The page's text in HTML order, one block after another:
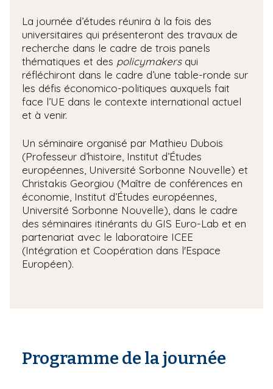
La journée d’études réunira à la fois des
universitaires qui présenteront des travaux de
recherche dans le cadre de trois panels
thématiques et des policymakers qui
réfléchiront dans le cadre d’une table-ronde sur
les défis économico-politiques auxquels fait
face l’UE dans le contexte international actuel
et à venir.
Un séminaire organisé par Mathieu Dubois
(Professeur d’histoire, Institut d’Études
européennes, Université Sorbonne Nouvelle) et
Christakis Georgiou (Maître de conférences en
économie, Institut d’Études européennes,
Université Sorbonne Nouvelle), dans le cadre
des séminaires itinérants du GIS Euro-Lab et en
partenariat avec le laboratoire ICEE
(Intégration et Coopération dans l'Espace
Européen).
Programme de la journée